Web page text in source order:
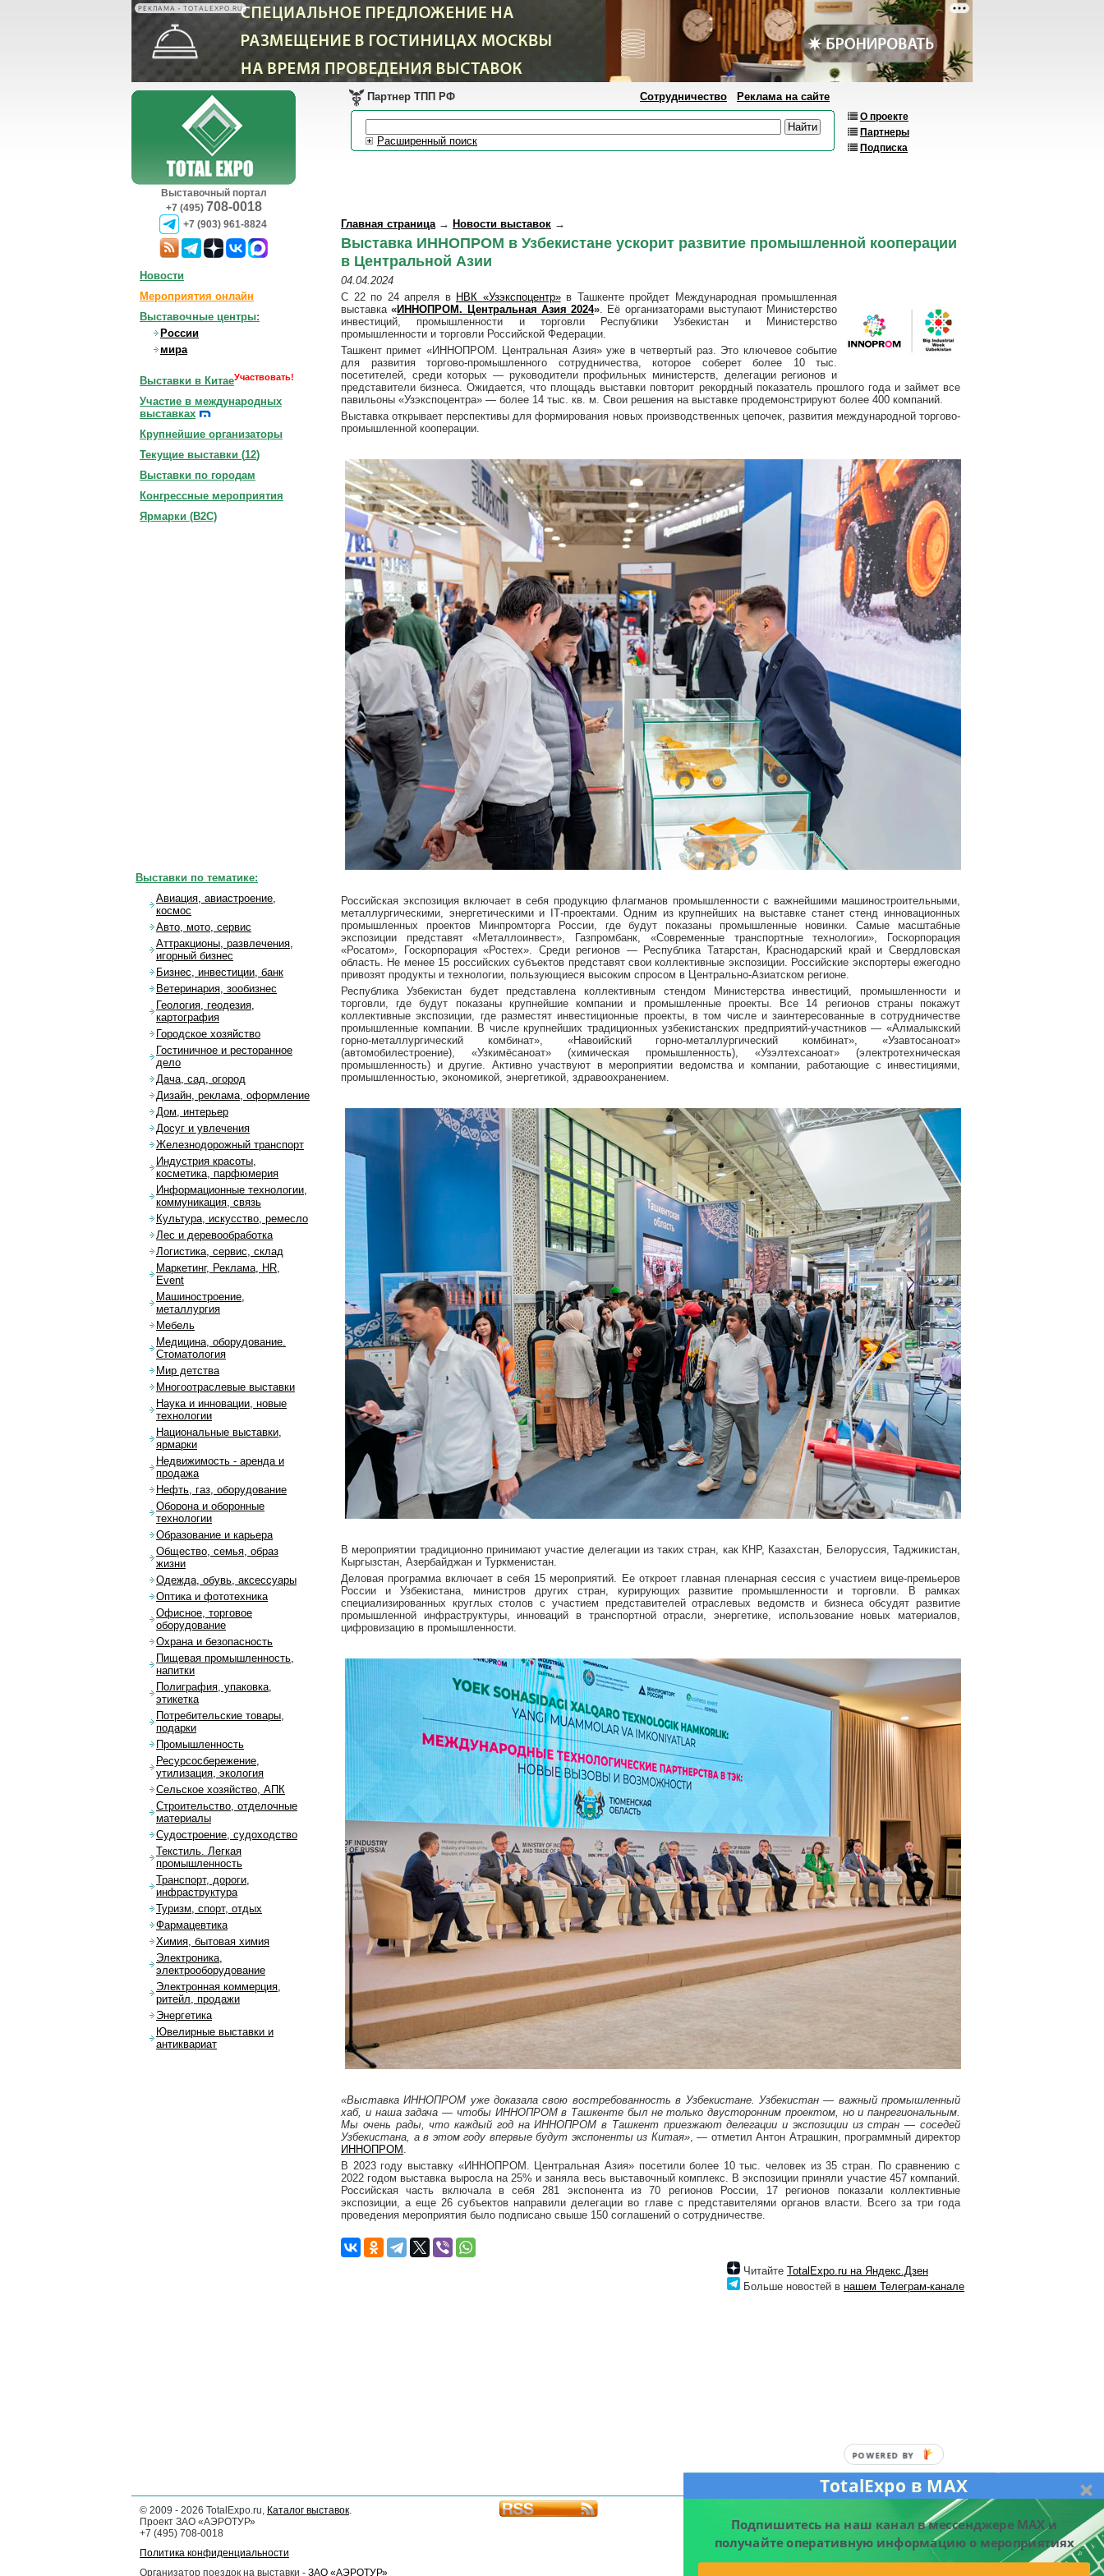
РЕКЛАМА • TOTALEXPO.RU
Выставочный портал
+7 (495) 708-0018
+7 (903) 961-8824
О проекте
Партнеры
Подписка
Партнер ТПП РФ Сотрудничество Реклама на сайте
Расширенный поиск
Главная страница→ Новости выставок →
Выставка ИННОПРОМ в Узбекистане ускорит развитие промышленной кооперации
в Центральной Азии
04.04.2024
С 22 по 24 апреля в НВК «Узэкспоцентр»в Ташкенте пройдет Международная промышленная
выставка«ИННОПРОМ. Центральная Азия 2024». Её организаторами выступают Министерство
инвестиций, промышленности и торговли Республики Узбекистан и Министерство
промышленности и торговли Российской Федерации.
Ташкент примет «ИННОПРОМ. Центральная Азия» уже в четвертый раз. Это ключевое событие
для развития торгово-промышленного сотрудничества, которое соберет более 10 тыс.
посетителей, среди которых — руководители профильных министерств, делегации регионов и
представители бизнеса. Ожидается, что площадь выставки повторит рекордный показатель прошлого года и займет все
павильоны «Узэкспоцентра» — более 14 тыс. кв. м. Свои решения на выставке продемонстрируют более 400 компаний.
Выставка открывает перспективы для формирования новых производственных цепочек, развития международной торгово-
промышленной кооперации.
Российская экспозиция включает в себя продукцию флагманов промышленности с важнейшими машиностроительными,
металлургическими, энергетическими и IТ-проектами. Одним из крупнейших на выставке станет стенд инновационных
промышленных проектов Минпромторга России, где будут показаны промышленные новинки. Самые масштабные
экспозиции представят «Металлоинвест», Газпромбанк, «Современные транспортные технологии», Госкорпорация
«Росатом», Госкорпорация «Ростех». Среди регионов — Республика Татарстан, Краснодарский край и Свердловская
область. Не менее 15 российских субъектов представят свои коллективные экспозиции. Российские экспортеры ежегодно
привозят продукты и технологии, пользующиеся высоким спросом в Центрально-Азиатском регионе.
Республика Узбекистан будет представлена коллективным стендом Министерства инвестиций, промышленности и
торговли, где будут показаны крупнейшие компании и промышленные проекты. Все 14 регионов страны покажут
коллективные экспозиции, где разместят инвестиционные проекты, в том числе и заинтересованные в сотрудничестве
промышленные компании. В числе крупнейших традиционных узбекистанских предприятий-участников — «Алмалыкский
горно-металлургический комбинат», «Навоийский горно-металлургический комбинат», «Узавтосаноат»
(автомобилестроение), «Узкимёсаноат» (химическая промышленность), «Узэлтехсаноат» (электротехническая
промышленность) и другие. Активно участвуют в мероприятии ведомства и компании, работающие с инвестициями,
промышленностью, экономикой, энергетикой, здравоохранением.
В мероприятии традиционно принимают участие делегации из таких стран, как КНР, Казахстан, Белоруссия, Таджикистан,
Кыргызстан, Азербайджан и Туркменистан.
Деловая программа включает в себя 15 мероприятий. Ее откроет главная пленарная сессия с участием вице-премьеров
России и Узбекистана, министров других стран, курирующих развитие промышленности и торговли. В рамках
специализированных круглых столов с участием представителей отраслевых ведомств и бизнеса обсудят развитие
промышленной инфраструктуры, инноваций в транспортной отрасли, энергетике, использование новых материалов,
цифровизацию в промышленности.
«Выставка ИННОПРОМ уже доказала свою востребованность в Узбекистане. Узбекистан — важный промышленный
хаб, и наша задача — чтобы ИННОПРОМ в Ташкенте был не только двусторонним проектом, но и панрегиональным.
Мы очень рады, что каждый год на ИННОПРОМ в Ташкент приезжают делегации и экспозиции из стран — соседей
Узбекистана, а в этом году впервые будут экспоненты из Китая», — отметил Антон Атрашкин, программный директор
ИННОПРОМ .
В 2023 году выставку «ИННОПРОМ. Центральная Азия» посетили более 10 тыс. человек из 35 стран. По сравнению с
2022 годом выставка выросла на 25% и заняла весь выставочный комплекс. В экспозиции приняли участие 457 компаний.
Российская часть включала в себя 281 экспонента из 70 регионов России, 17 регионов показали коллективные
экспозиции, а еще 26 субъектов направили делегации во главе с представителями органов власти. Всего за три года
проведения мероприятия было подписано свыше 150 соглашений о сотрудничестве.
Читайте TotalExpo.ru на Яндекс.Дзен
Больше новостей в нашем Телеграм-канале
Новости
Мероприятия онлайн
Выставочные центры:
России
мира
Выставки в КитаеУчаствовать!
Участие в международных
выставках
Крупнейшие организаторы
Текущие выставки (12)
Выставки по городам
Конгрессные мероприятия
Ярмарки (B2C)
Выставки по тематике:
Авиация, авиастроение,
космос
Авто, мото, сервис
Аттракционы, развлечения,
игорный бизнес
Бизнес, инвестиции, банк
Ветеринария, зообизнес
Геология, геодезия,
картография
Городское хозяйство
Гостиничное и ресторанное
дело
Дача, сад, огород
Дизайн, реклама, оформление
Дом, интерьер
Досуг и увлечения
Железнодорожный транспорт
Индустрия красоты,
косметика, парфюмерия
Информационные технологии,
коммуникация, связь
Культура, искусство, ремесло
Лес и деревообработка
Логистика, сервис, склад
Маркетинг, Реклама, HR,
Event
Машиностроение,
металлургия
Мебель
Медицина, оборудование.
Стоматология
Мир детства
Многоотраслевые выставки
Наука и инновации, новые
технологии
Национальные выставки,
ярмарки
Недвижимость - аренда и
продажа
Нефть, газ, оборудование
Оборона и оборонные
технологии
Образование и карьера
Общество, семья, образ
жизни
Одежда, обувь, аксессуары
Оптика и фототехника
Офисное, торговое
оборудование
Охрана и безопасность
Пищевая промышленность,
напитки
Полиграфия, упаковка,
этикетка
Потребительские товары,
подарки
Промышленность
Ресурсосбережение,
утилизация, экология
Сельское хозяйство, АПК
Строительство, отделочные
материалы
Судостроение, судоходство
Текстиль. Легкая
промышленность
Транспорт, дороги,
инфраструктура
Туризм, спорт, отдых
Фармацевтика
Химия, бытовая химия
Электроника,
электрооборудование
Электронная коммерция,
ритейл, продажи
Энергетика
Ювелирные выставки и
антиквариат
© 2009 - 2026 TotalExpo.ru, Каталог выставок.
Проект ЗАО «АЭРОТУР»
+7 (495) 708-0018
Политика конфиденциальности
Организатор поездок на выставки - ЗАО «АЭРОТУР»
TotalExpo в MAX
Подпишитесь на наш канал в мессенджере MAX и получайте
оперативную информацию о мероприятиях